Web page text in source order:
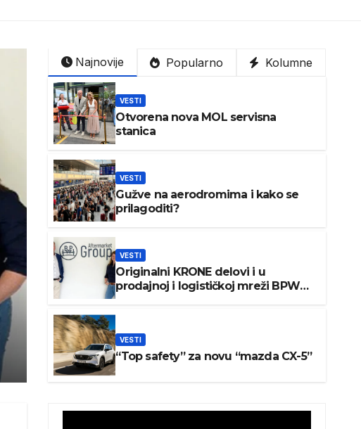
VESTI
“Top safety” za novu
Najnovije Popularno Kolumne
VESTI
Otvorena nova MOL servisna
stanica
VESTI
Gužve na aerodromima i kako se
prilagoditi?
VESTI
Originalni KRONE delovi i u
prodajnoj i logističkoj mreži BPW
VESTI
“Top safety” za novu “mazda CX-5”